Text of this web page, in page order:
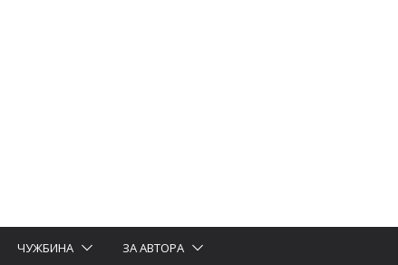
ЧУЖБИНА ЗА АВТОРА